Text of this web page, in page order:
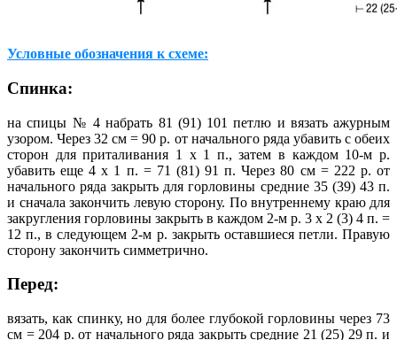
Условные обозначения к схеме:
Спинка:
на спицы № 4 набрать 81 (91) 101 петлю и вязать ажурным
узором. Через 32 см = 90 р. от начального ряда убавить с обеих
сторон для приталивания 1 х 1 п., затем в каждом 10-м р.
убавить еще 4 х 1 п. = 71 (81) 91 п. Через 80 см = 222 р. от
начального ряда закрыть для горловины средние 35 (39) 43 п.
и сначала закончить левую сторону. По внутреннему краю для
закругления горловины закрыть в каждом 2-м р. 3 х 2 (3) 4 п. =
12 п., в следующем 2-м р. закрыть оставшиеся петли. Правую
сторону закончить симметрично.
Перед:
вязать, как спинку, но для более глубокой горловины через 73
см = 204 р. от начального ряда закрыть средние 21 (25) 29 п. и